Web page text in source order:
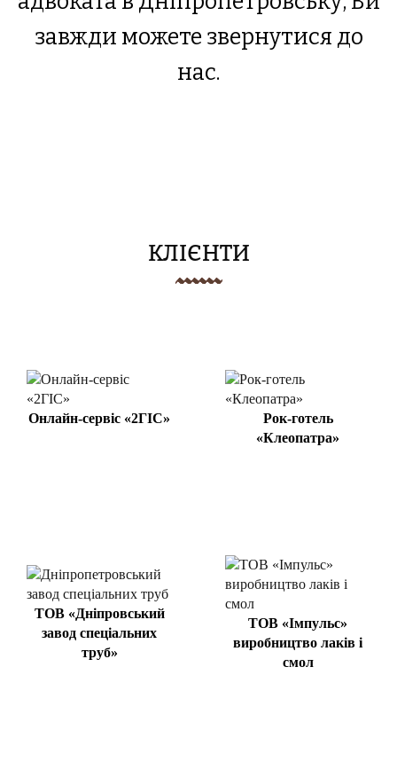
завжди можете звернутися до
нас.
КЛІЄНТИ
Онлайн-сервіс «2ГІС»
Рок-готель
«Клеопатра»
ТОВ «Дніпровський
завод спеціальних
труб»
ТОВ «Імпульс»
виробництво лаків і
смол